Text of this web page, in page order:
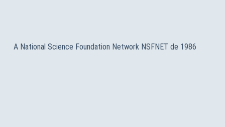
A National Science Foundation Network NSFNET de 1986